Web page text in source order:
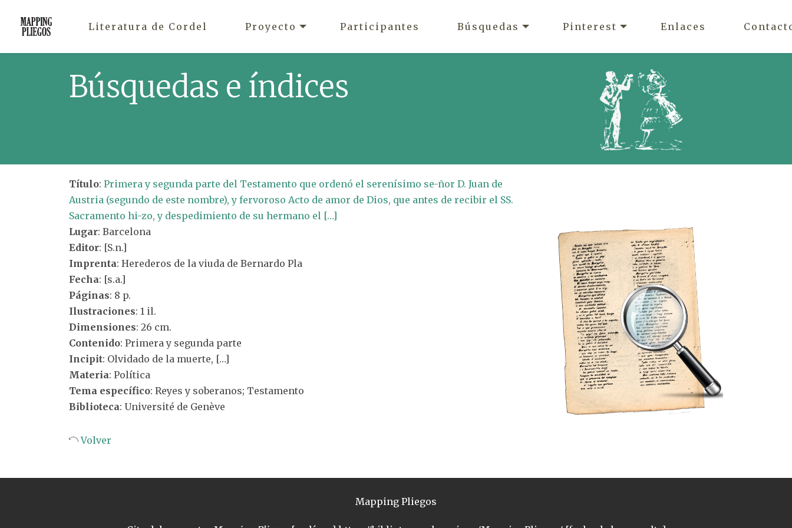
Literatura de Cordel Proyecto Participantes Búsquedas Pinterest Enlaces
Búsquedas e índices
Título: Primera y segunda parte del Testamento que ordenó el serenísimo se-ñor D. Juan de
Austria (segundo de este nombre), y fervoroso Acto de amor de Dios, que antes de recibir el SS.
Sacramento hi-zo, y despedimiento de su hermano el […]
Lugar: Barcelona
Editor: [S.n.]
Imprenta: Herederos de la viuda de Bernardo Pla
Fecha: [s.a.]
Páginas: 8 p.
Ilustraciones: 1 il.
Dimensiones: 26 cm.
Contenido: Primera y segunda parte
Incipit: Olvidado de la muerte, […]
Materia: Política
Tema específico: Reyes y soberanos; Testamento
Biblioteca: Université de Genève
Volver
Mapping Pliegos